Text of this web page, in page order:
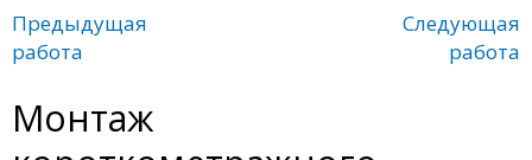
Предыдущая
работа
Следующая
работа
Монтаж